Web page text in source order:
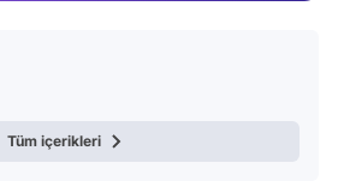
Tüm içerikleri